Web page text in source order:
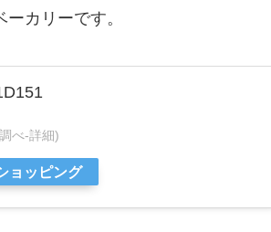
カリーです。
べ-詳細)
ョッピング